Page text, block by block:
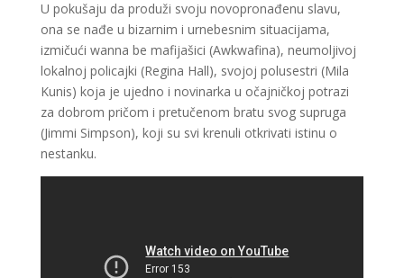
U pokušaju da produži svoju novopronađenu slavu,
ona se nađe u bizarnim i urnebesnim situacijama,
izmičući wanna be mafijašici (Awkwafina), neumoljivoj
lokalnoj policajki (Regina Hall), svojoj polusestri (Mila
Kunis) koja je ujedno i novinarka u očajničkoj potrazi
za dobrom pričom i pretučenom bratu svog supruga
(Jimmi Simpson), koji su svi krenuli otkrivati istinu o
nestanku.